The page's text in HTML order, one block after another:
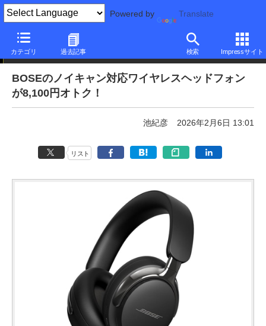
Powered by Translate
カテゴリ 過去記事 検索 Impressサイト
本日みつけたお買い得品
BOSEのノイキャン対応ワイヤレスヘッドフォン
が8,100円オトク！
池紀彦 2026年2月6日 13:01
リスト